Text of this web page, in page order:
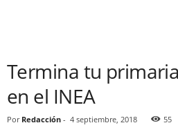
Termina tu
en el INEA
Por Redacción - 4 septiembre, 2018 55